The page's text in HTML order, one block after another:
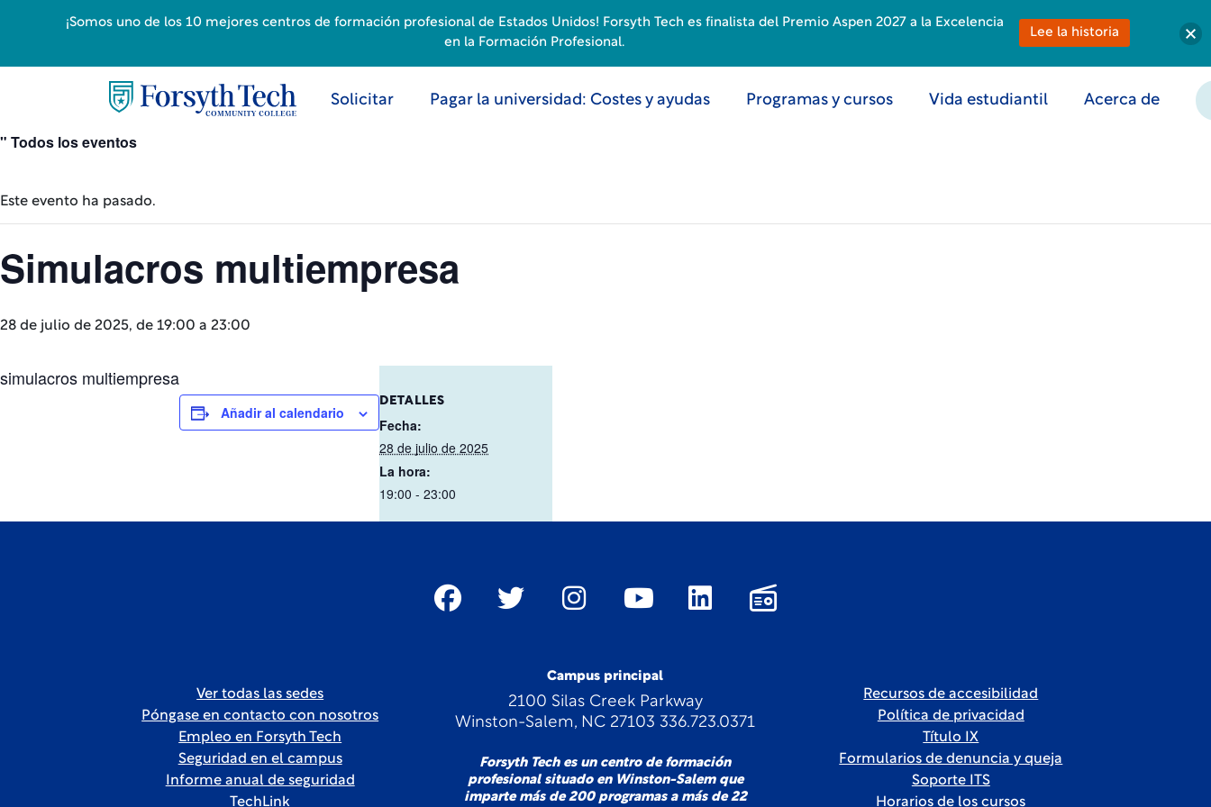
Solicitar Pagar la universidad: Costes y ayudas Programas y cursos Vida estudiantil Acerca de
" Todos los eventos
Este evento ha pasado.
Simulacros multiempresa
28 de julio de 2025, de 19:00 a 23:00
simulacros multiempresa
Añadir al calendario
DETALLES
Fecha:
28 de julio de 2025
La hora:
19:00 - 23:00
Campus principal
2100 Silas Creek Parkway
Winston-Salem, NC 27103 336.723.0371
Forsyth Tech es un centro de formación
profesional situado en Winston-Salem que
imparte más de 200 programas a más de 22
Ver todas las sedes
Póngase en contacto con nosotros
Empleo en Forsyth Tech
Seguridad en el campus
Informe anual de seguridad
TechLink
Recursos de accesibilidad
Política de privacidad
Título IX
Formularios de denuncia y queja
Soporte ITS
Horarios de los cursos
¡Somos uno de los 10 mejores centros de formación profesional de Estados Unidos! Forsyth Tech es finalista del Premio Aspen 2027 a la Excelencia
en la Formación Profesional.
Lee la historia